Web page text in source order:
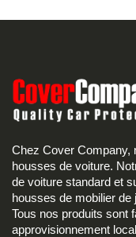
Chez Cover Company,
housses de voiture.
de voiture standard et
housses de mobilier
Tous nos produits sont
approvisionnement